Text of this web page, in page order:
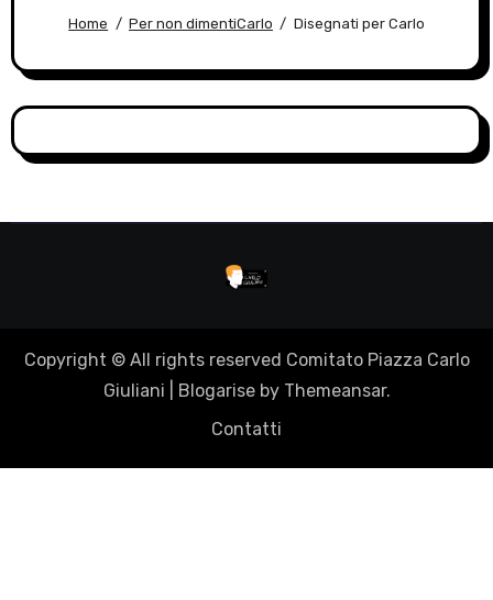
Home Per non dimentiCarlo Disegnati per Carlo
Copyright © All rights reserved Comitato Piazza Carlo
Giuliani
Blogariseby Themeansar.
Contatti